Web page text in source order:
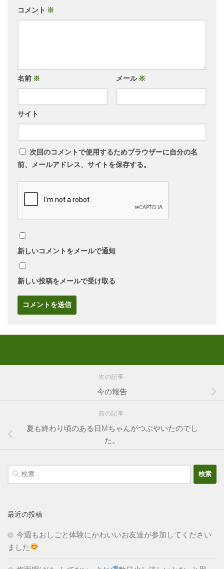
コメント ※
名前 ※ メール ※
サイト
次回のコメントで使用するためブラウザーに自分の名
前、メールアドレス、サイトを保存する。
新しいコメントをメールで通知
新しい投稿をメールで受け取る
次の記事
今の報告
前の記事
夏も終わり頃のある日Mちゃんがつぶやいたのでし
た。
検
索:
最近の投稿
今週もおしごと体験にかわいいお友達が参加してください
ました